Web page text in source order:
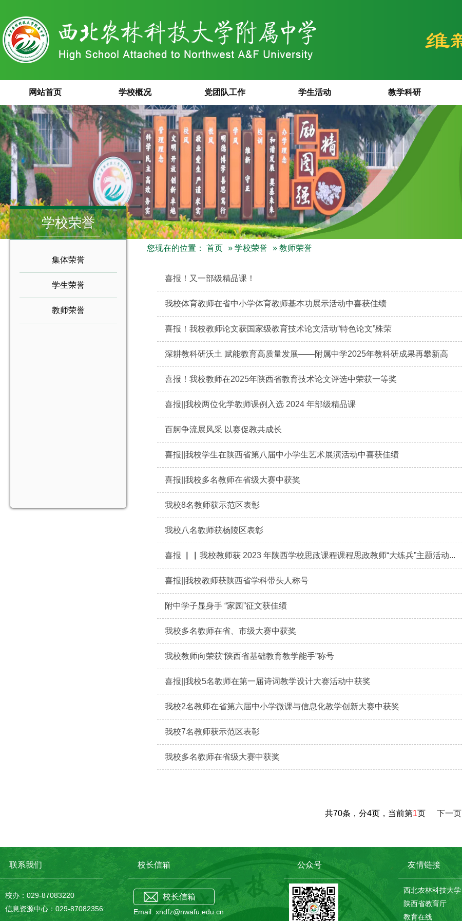
网站首页 学校概况 党团队工作 学生活动 教学科研
学校荣誉
集体荣誉
学生荣誉
教师荣誉
您现在的位置： 首页 » 学校荣誉 » 教师荣誉
喜报！又一部级精品课！
我校体育教师在省中小学体育教师基本功展示活动中喜获佳绩
喜报！我校教师论文获国家级教育技术论文活动“特色论文”殊荣
深耕教科研沃土 赋能教育高质量发展——附属中学2025年教科研成果再攀新高
喜报！我校教师在2025年陕西省教育技术论文评选中荣获一等奖
喜报||我校两位化学教师课例入选 2024 年部级精品课
百舸争流展风采 以赛促教共成长
喜报||我校学生在陕西省第八届中小学生艺术展演活动中喜获佳绩
喜报||我校多名教师在省级大赛中获奖
我校8名教师获示范区表彰
我校八名教师获杨陵区表彰
喜报 ▏▏我校教师获 2023 年陕西学校思政课程课程思政教师“大练兵”主题活动...
喜报||我校教师获陕西省学科带头人称号
附中学子显身手 “家园”征文获佳绩
​我校多名教师在省、市级大赛中获奖
我校教师向荣获“陕西省基础教育教学能手”称号
喜报||我校5名教师在第一届诗词教学设计大赛活动中获奖
我校2名教师在省第六届中小学微课与信息化教学创新大赛中获奖
我校7名教师获示范区表彰
我校多名教师在省级大赛中获奖
共70条，分4页，当前第1页 下一页
联系我们
校办：029-87083220
信息资源中心：029-87082356
校长信箱
校长信箱
Email: xndfz@nwafu.edu.cn
公众号 友情链接
西北农林科技大学
陕西省教育厅
教育在线